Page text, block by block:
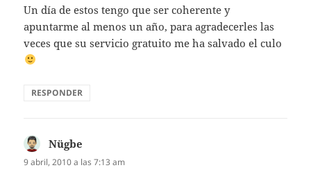
Un día de estos tengo que ser coherente y
apuntarme al menos un año, para agradecerles las
veces que su servicio gratuito me ha salvado el culo
RESPONDER
Nügbe
9 abril, 2010 a las 7:13 am